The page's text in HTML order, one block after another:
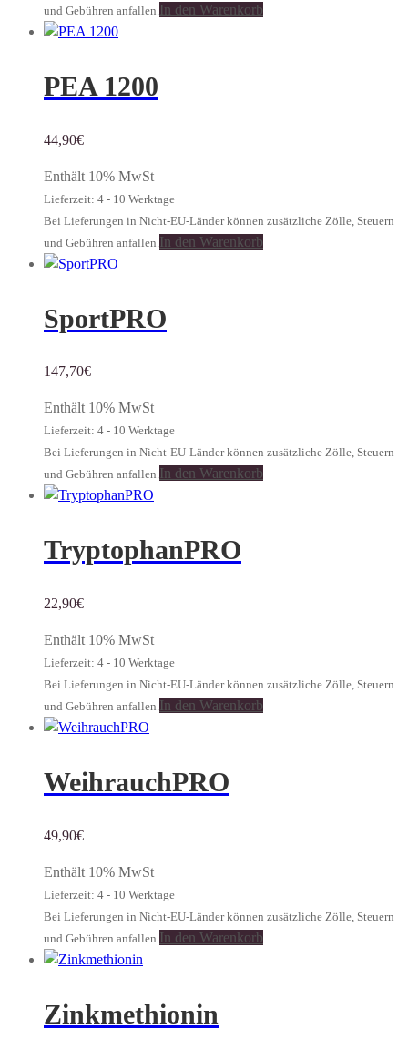
und Gebühren anfallen. In den Warenkorb
PEA 1200
44,90€
Enthält 10% MwSt
Lieferzeit: 4 - 10 Werktage
Bei Lieferungen in Nicht-EU-Länder können zusätzliche Zölle, Steuern
und Gebühren anfallen. In den Warenkorb
SportPRO
147,70€
Enthält 10% MwSt
Lieferzeit: 4 - 10 Werktage
Bei Lieferungen in Nicht-EU-Länder können zusätzliche Zölle, Steuern
und Gebühren anfallen. In den Warenkorb
TryptophanPRO
22,90€
Enthält 10% MwSt
Lieferzeit: 4 - 10 Werktage
Bei Lieferungen in Nicht-EU-Länder können zusätzliche Zölle, Steuern
und Gebühren anfallen.In den Warenkorb
WeihrauchPRO
49,90€
Enthält 10% MwSt
Lieferzeit: 4 - 10 Werktage
Bei Lieferungen in Nicht-EU-Länder können zusätzliche Zölle, Steuern
und Gebühren anfallen.In den Warenkorb
Zinkmethionin